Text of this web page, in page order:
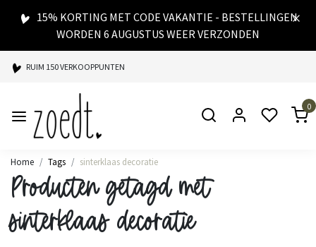
15% KORTING MET CODE VAKANTIE - BESTELLINGEN
WORDEN 6 AUGUSTUS WEER VERZONDEN
RUIM 150 VERKOOPPUNTEN
SPAARPUNTEN BIJ ELKE AANKOOP
SNELLE LEVERING
0
Home Tags sinterklaas decoratie
Producten getagd met
sinterklaas decoratie